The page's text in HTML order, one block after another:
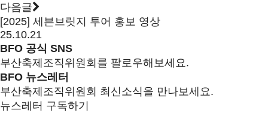
다음글
[2025] 세븐브릿지 투어 홍보 영상
25.10.21
BFO 공식 SNS
부산축제조직위원회를 팔로우해보세요.
BFO 뉴스레터
부산축제조직위원회 최신소식을 만나보세요.
뉴스레터 구독하기